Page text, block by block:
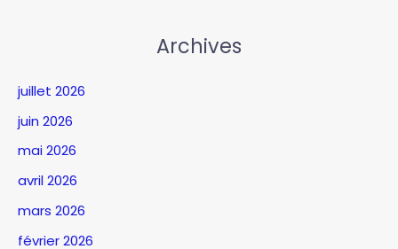
Archives
juillet 2026
juin 2026
mai 2026
avril 2026
mars 2026
février 2026